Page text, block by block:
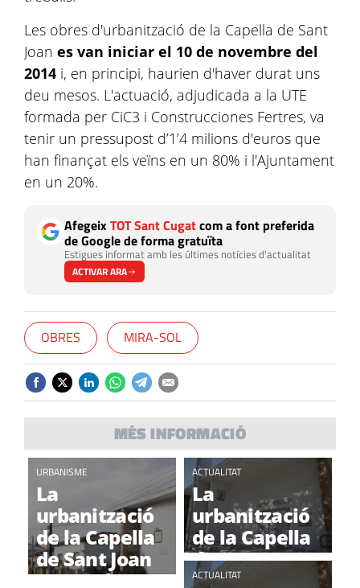
Les obres d'urbanització de la Capella de Sant
Joan es van iniciar el 10 de novembre del
2014 i, en principi, haurien d'haver durat uns
deu mesos. L'actuació, adjudicada a la UTE
formada per CiC3 i Construcciones Fertres, va
tenir un pressupost d’1’4 milions d'euros que
han finançat els veïns en un 80% i l'Ajuntament
en un 20%.
AfegeixTOT Sant Cugatcom a font preferida
de Google de forma gratuïta
Estigues informat amb les últimes notícies d'actualitat
ACTIVAR ARA
OBRES MIRA-SOL
MÉS INFORMACIÓ
URBANISME
La
urbanització
de la Capella
de Sant Joan
encara la
ACTUALITAT
La
urbanització
de la Capella
de Sant Joan
farà tallar el
ACTUALITAT